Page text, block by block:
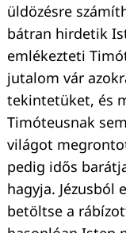
üldözésre
bátran hirdetik
emlékezteti
jutalom vár
tekintetüket, és
Timóteusnak
világot
pedig idős
hagyja. Jézusból
betöltse a